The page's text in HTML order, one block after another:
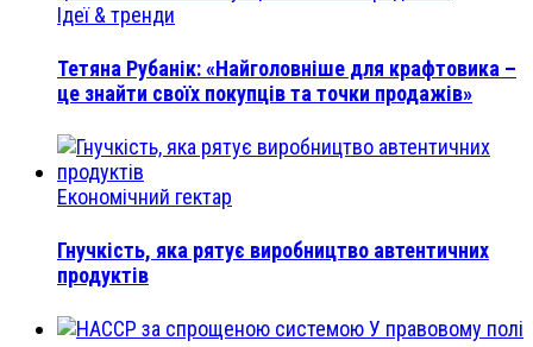
Ідеї & тренди
Тетяна Рубанік: «Найголовніше для крафтовика –
це знайти своїх покупців та точки продажів»
Економічний гектар
Гнучкість, яка рятує виробництво автентичних
продуктів
У правовому полі